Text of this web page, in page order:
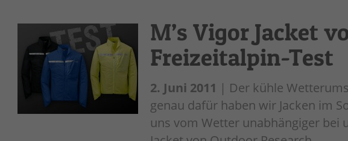
M’s Vigor Jacket
Freizeitalpin-Test
2. Juni 2011 | Der kühle
genau dafür haben wir Jacken im
uns vom Wetter unabhängiger bei